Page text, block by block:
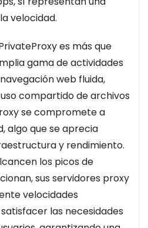
velocidad.
es más que
gama de actividades
web fluida,
compartido de archivos
se compromete a
algo que se aprecia
y rendimiento.
los picos de
sus servidores proxy
velocidades
las necesidades